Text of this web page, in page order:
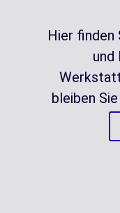
Hier finden
und
bleiben